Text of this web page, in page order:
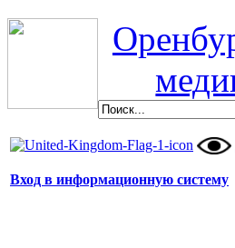
Вход в информационную систему